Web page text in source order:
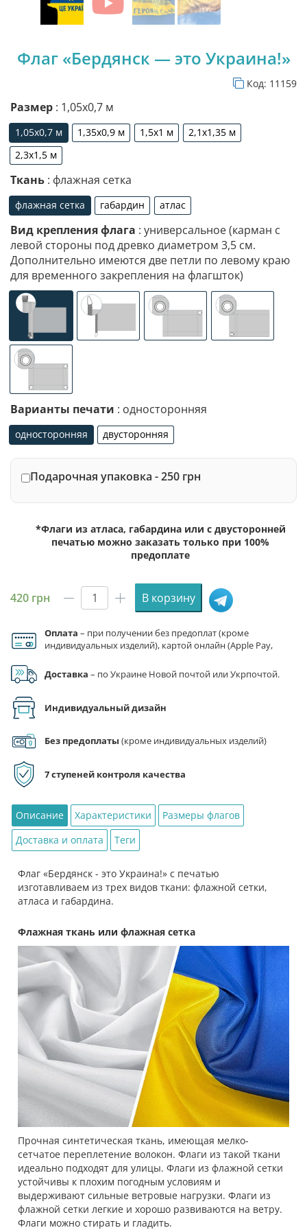
Флаг «Бердянск — это Украина!»
Код: 11159
Размер : 1,05х0,7 м
1,05х0,7 м
1,05х0,7 м
1,35х0,9 м
1,35х0,9 м
1,5х1 м
1,5х1 м
2,1х1,35 м
2,1х1,35 м
2,3х1,5 м
2,3х1,5 м
Ткань : флажная сетка
флажная сетка
флажная сетка
габардин
габардин
атлас
атлас
Вид крепления флага : универсальное (карман с
левой стороны под древко диаметром 3,5 см.
Дополнительно имеются две петли по левому краю
для временного закрепления на флагшток)
Варианты печати : односторонняя
односторонняя
односторонняя
двусторонняя
двусторонняя
Подарочная упаковка - 250 грн
*Флаги из атласа, габардина или с двусторонней
печатью можно заказать только при 100%
предоплате
420 грн
Количество
Флаг
«Бердянск
это
В корзину
Оплата – при получении без предоплат (кроме
индивидуальных изделий), картой онлайн (Apple Pay,
Доставка – по Украине Новой почтой или Укрпочтой.
Индивидуальный дизайн
Без предоплаты (кроме индивидуальных изделий)
7 ступеней контроля качества
Описание Характеристики
Размеры флагов
Доставка и оплата
Теги
Флаг «Бердянск - это Украина!» с печатью
изготавливаем из трех видов ткани: флажной сетки,
атласа и габардина.
Флажная ткань или флажная сетка
Прочная синтетическая ткань, имеющая мелко-
сетчатое переплетение волокон. Флаги из такой ткани
идеально подходят для улицы. Флаги из флажной сетки
устойчивы к плохим погодным условиям и
выдерживают сильные ветровые нагрузки. Флаги из
флажной сетки легкие и хорошо развиваются на ветру.
Флаги можно стирать и гладить.